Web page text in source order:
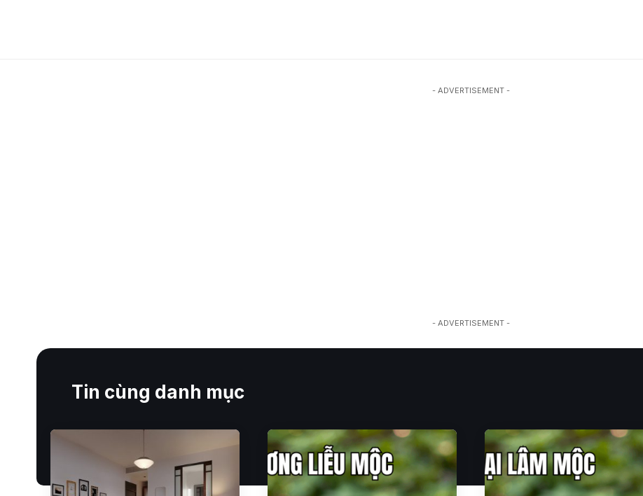
- ADVERTISEMENT -
- ADVERTISEMENT -
Tin cùng danh mục